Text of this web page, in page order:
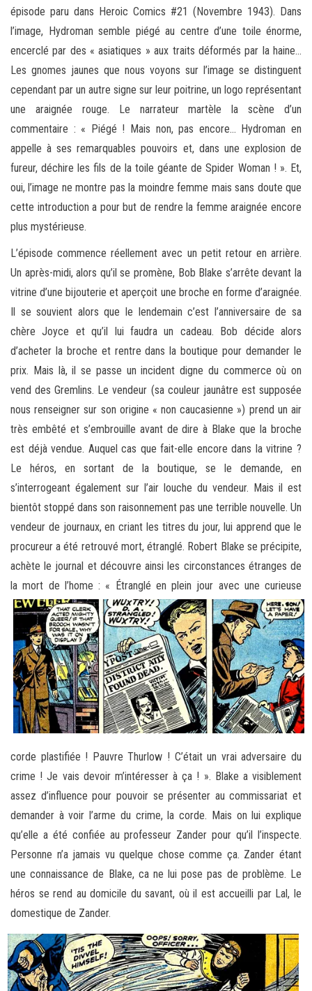
épisode paru dans Heroic Comics #21 (Novembre 1943). Dans
l’image, Hydroman semble piégé au centre d’une toile énorme,
encerclé par des « asiatiques » aux traits déformés par la haine…
Les gnomes jaunes que nous voyons sur l’image se distinguent
cependant par un autre signe sur leur poitrine, un logo représentant
une araignée rouge. Le narrateur martèle la scène d’un
commentaire : « Piégé ! Mais non, pas encore… Hydroman en
appelle à ses remarquables pouvoirs et, dans une explosion de
fureur, déchire les fils de la toile géante de Spider Woman ! ». Et,
oui, l’image ne montre pas la moindre femme mais sans doute que
cette introduction a pour but de rendre la femme araignée encore
plus mystérieuse.
L’épisode commence réellement avec un petit retour en arrière.
Un après-midi, alors qu’il se promène, Bob Blake s’arrête devant la
vitrine d’une bijouterie et aperçoit une broche en forme d’araignée.
Il se souvient alors que le lendemain c’est l’anniversaire de sa
chère Joyce et qu’il lui faudra un cadeau. Bob décide alors
d’acheter la broche et rentre dans la boutique pour demander le
prix. Mais là, il se passe un incident digne du commerce où on
vend des Gremlins. Le vendeur (sa couleur jaunâtre est supposée
nous renseigner sur son origine « non caucasienne ») prend un air
très embêté et s’embrouille avant de dire à Blake que la broche
est déjà vendue. Auquel cas que fait-elle encore dans la vitrine ?
Le héros, en sortant de la boutique, se le demande, en
s’interrogeant également sur l’air louche du vendeur. Mais il est
bientôt stoppé dans son raisonnement pas une terrible nouvelle. Un
vendeur de journaux, en criant les titres du jour, lui apprend que le
procureur a été retrouvé mort, étranglé. Robert Blake se précipite,
achète le journal et découvre ainsi les circonstances étranges de
la mort de l’home : « Étranglé en plein jour avec une curieuse
corde plastifiée ! Pauvre Thurlow ! C’était un vrai adversaire du
crime ! Je vais devoir m’intéresser à ça ! ». Blake a visiblement
assez d’influence pour pouvoir se présenter au commissariat et
demander à voir l’arme du crime, la corde. Mais on lui explique
qu’elle a été confiée au professeur Zander pour qu’il l’inspecte.
Personne n’a jamais vu quelque chose comme ça. Zander étant
une connaissance de Blake, ca ne lui pose pas de problème. Le
héros se rend au domicile du savant, où il est accueilli par Lal, le
domestique de Zander.